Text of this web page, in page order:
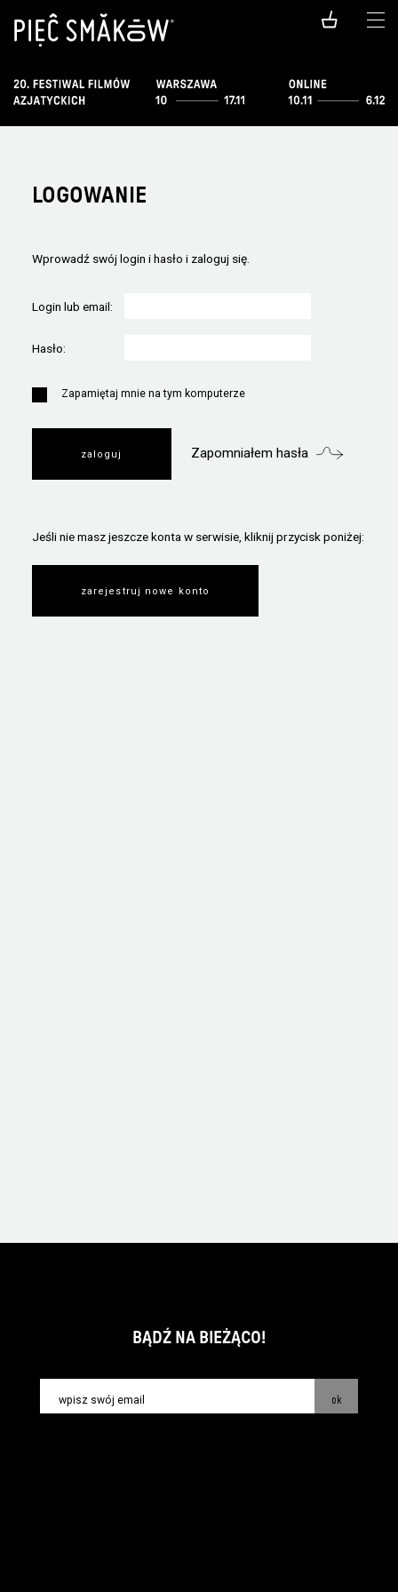
LOGOWANIE
Wprowadź swój login i hasło i zaloguj się.
Login lub email:
Hasło:
Zapamiętaj mnie na tym komputerze
Zapomniałem hasła
Jeśli nie masz jeszcze konta w serwisie, kliknij przycisk poniżej:
zarejestruj nowe konto
BĄDŹ NA BIEŻĄCO!
ok